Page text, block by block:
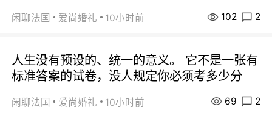
闲聊法国 爱尚婚礼 10小时前 102 2
人生没有预设的、统一的意义。 它不是一张有
标准答案的试卷，没人规定你必须考多少分
闲聊法国 爱尚婚礼 10小时前 69 2